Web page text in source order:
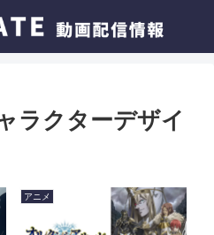
ラクターデザイ
アニメ